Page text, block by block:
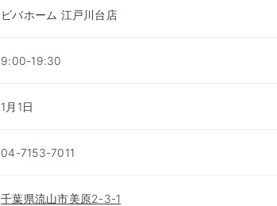
ビバホーム 江戸川台店
9:00-19:30
1月1日
04-7153-7011
千葉県流山市美原2-3-1